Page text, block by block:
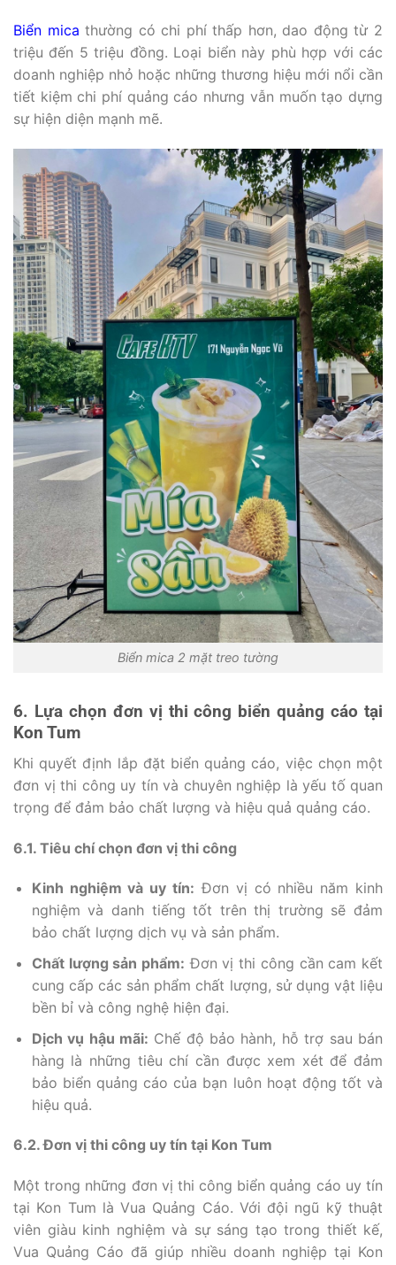
Biển mica thường có chi phí thấp hơn, dao động từ 2
triệu đến 5 triệu đồng. Loại biển này phù hợp với các
doanh nghiệp nhỏ hoặc những thương hiệu mới nổi cần
tiết kiệm chi phí quảng cáo nhưng vẫn muốn tạo dựng
sự hiện diện mạnh mẽ.
Biển mica 2 mặt treo tường
6. Lựa chọn đơn vị thi công biển quảng cáo tại
Kon Tum
Khi quyết định lắp đặt biển quảng cáo, việc chọn một
đơn vị thi công uy tín và chuyên nghiệp là yếu tố quan
trọng để đảm bảo chất lượng và hiệu quả quảng cáo.
6.1. Tiêu chí chọn đơn vị thi công
Kinh nghiệm và uy tín: Đơn vị có nhiều năm kinh
nghiệm và danh tiếng tốt trên thị trường sẽ đảm
bảo chất lượng dịch vụ và sản phẩm.
Chất lượng sản phẩm: Đơn vị thi công cần cam kết
cung cấp các sản phẩm chất lượng, sử dụng vật liệu
bền bỉ và công nghệ hiện đại.
Dịch vụ hậu mãi: Chế độ bảo hành, hỗ trợ sau bán
hàng là những tiêu chí cần được xem xét để đảm
bảo biển quảng cáo của bạn luôn hoạt động tốt và
hiệu quả.
6.2. Đơn vị thi công uy tín tại Kon Tum
Một trong những đơn vị thi công biển quảng cáo uy tín
tại Kon Tum là Vua Quảng Cáo. Với đội ngũ kỹ thuật
viên giàu kinh nghiệm và sự sáng tạo trong thiết kế,
Vua Quảng Cáo đã giúp nhiều doanh nghiệp tại Kon